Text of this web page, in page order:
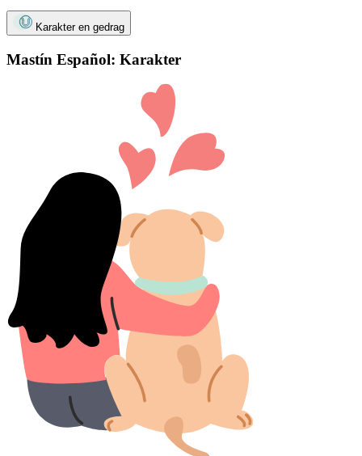
Karakter en gedrag
Mastín Español: Karakter